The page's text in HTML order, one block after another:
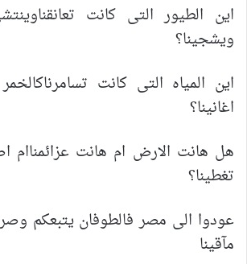
اين الطيور التى كانت
ويشجينا؟
اين المياه التى كانت
اغانينا؟
هل هانت الارض ام هانت عزائمناام
تغطينا؟
عودوا الى مصر فالطوفان يتبعكم
مآقينا